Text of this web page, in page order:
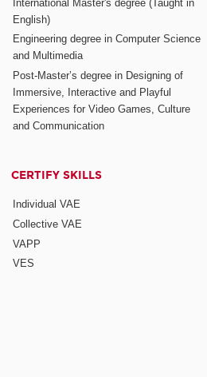
International Master's degree (Taught in
English)
Engineering degree in Computer Science
and Multimedia
Post-Master’s degree in Designing of
Immersive, Interactive and Playful
Experiences for Video Games, Culture
and Communication
CERTIFY SKILLS
Individual VAE
Collective VAE
VAPP
VES